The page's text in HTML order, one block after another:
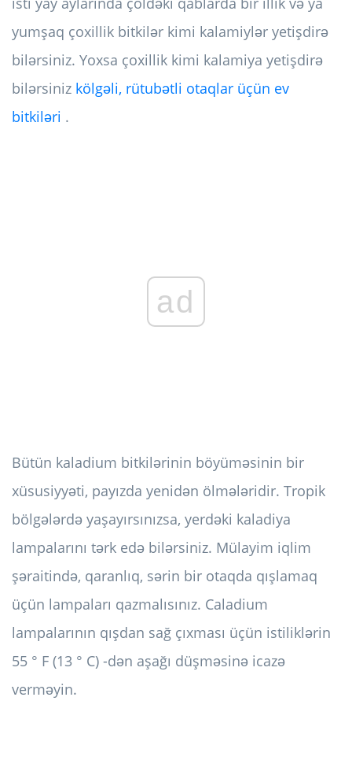
yumşaq çoxillik bitkilər kimi kalamiylər yetişdirə
bilərsiniz. Yoxsa çoxillik kimi kalamiya yetişdirə
bilərsiniz kölgəli, rütubətli otaqlar üçün ev
bitkiləri .
ad
Bütün kaladium bitkilərinin böyüməsinin bir
xüsusiyyəti, payızda yenidən ölmələridir. Tropik
bölgələrdə yaşayırsınızsa, yerdəki kaladiya
lampalarını tərk edə bilərsiniz. Mülayim iqlim
şəraitində, qaranlıq, sərin bir otaqda qışlamaq
üçün lampaları qazmalısınız. Caladium
lampalarının qışdan sağ çıxması üçün istiliklərin
55 ° F (13 ° C) -dən aşağı düşməsinə icazə
verməyin.